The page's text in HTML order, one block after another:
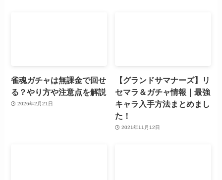
雀魂ガチャは無課金で回せ
る？やり方や注意点を解説
2026年2月21日
【グランドサマナーズ】リ
セマラ＆ガチャ情報｜最強
キャラ入手方法まとめまし
た！
2021年11月12日